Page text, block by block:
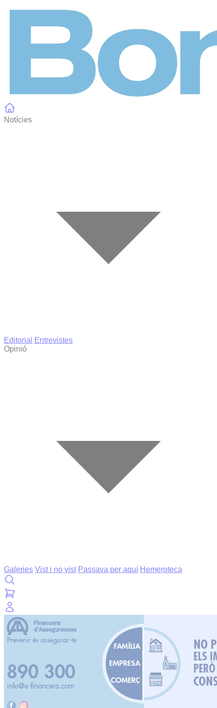
Notícies
Editorial
Entrevistes
Opinió
Galeries Vist i no vist Passava per aquí Hemeroteca